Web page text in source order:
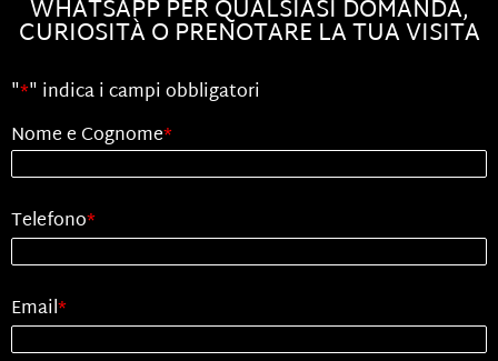
WHATSAPP PER QUALSIASI DOMANDA,
CURIOSITÀ O PRENOTARE LA TUA VISITA
"*" indica i campi obbligatori
Nome e Cognome*
Telefono*
Email*